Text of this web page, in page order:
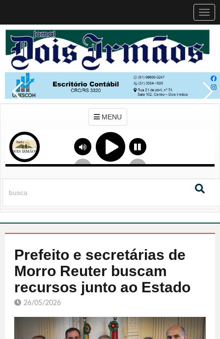
MENU
Prefeito e secretárias de
Morro Reuter buscam
recursos junto ao Estado
26/05/2026